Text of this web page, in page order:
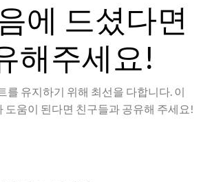
에 드셨다면
해주세요!
를 유지하기 위해 최선을 다합니다. 이
움이 된다면 친구들과 공유해 주세요!